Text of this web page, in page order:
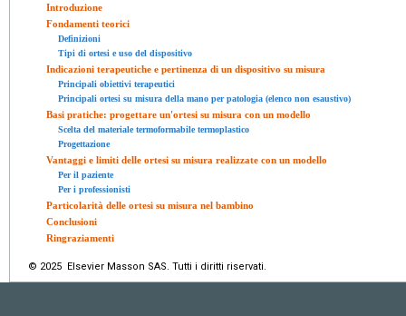
Introduzione
Fondamenti teorici
Definizioni
Tipi di ortesi e uso del dispositivo
Indicazioni terapeutiche e pertinenza di un dispositivo su misura
Principali obiettivi terapeutici
Principali ortesi su misura della mano per patologia (elenco non esaustivo)
Basi pratiche: progettare un'ortesi su misura con un modello
Scelta del materiale termoformabile termoplastico
Progettazione
Vantaggi e limiti delle ortesi su misura realizzate con un modello
Per il paziente
Per i professionisti
Particolarità delle ortesi su misura nel bambino
Conclusioni
Ringraziamenti
© 2025 Elsevier Masson SAS. Tutti i diritti riservati.